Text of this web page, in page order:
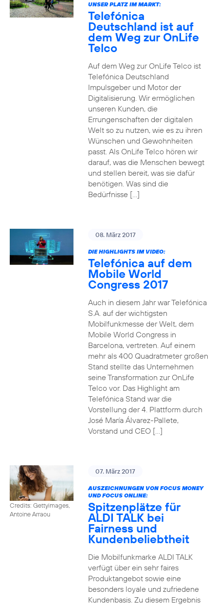
UNSER PLATZ IM MARKT:
Telefónica
Deutschland ist auf
dem Weg zur OnLife
Telco
Auf dem Weg zur OnLife Telco ist
Telefónica Deutschland
Impulsgeber und Motor der
Digitalisierung. Wir ermöglichen
unseren Kunden, die
Errungenschaften der digitalen
Welt so zu nutzen, wie es zu ihren
Wünschen und Gewohnheiten
passt. Als OnLife Telco hören wir
darauf, was die Menschen bewegt
und stellen bereit, was sie dafür
benötigen. Was sind die
Bedürfnisse […]
08. März 2017
DIE HIGHLIGHTS IM VIDEO:
Telefónica auf dem
Mobile World
Congress 2017
Auch in diesem Jahr war Telefónica
S.A. auf der wichtigsten
Mobilfunkmesse der Welt, dem
Mobile World Congress in
Barcelona, vertreten. Auf einem
mehr als 400 Quadratmeter großen
Stand stellte das Unternehmen
seine Transformation zur OnLife
Telco vor. Das Highlight am
Telefónica Stand war die
Vorstellung der 4. Plattform durch
José María Álvarez-Pallete,
Vorstand und CEO […]
Credits: Gettyimages,
Antoine Arraou
07. März 2017
AUSZEICHNUNGEN VON FOCUS MONEY
UND FOCUS ONLINE:
Spitzenplätze für
ALDI TALK bei
Fairness und
Kundenbeliebtheit
Die Mobilfunkmarke ALDI TALK
verfügt über ein sehr faires
Produktangebot sowie eine
besonders loyale und zufriedene
Kundenbasis. Zu diesem Ergebnis